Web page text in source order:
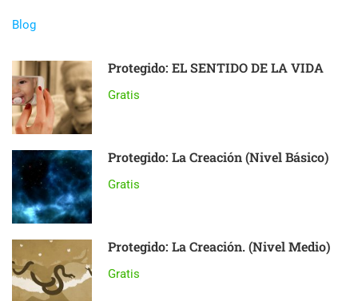
Blog
Protegido: EL SENTIDO DE LA VIDA
Gratis
Protegido: La Creación (Nivel Básico)
Gratis
Protegido: La Creación. (Nivel Medio)
Gratis